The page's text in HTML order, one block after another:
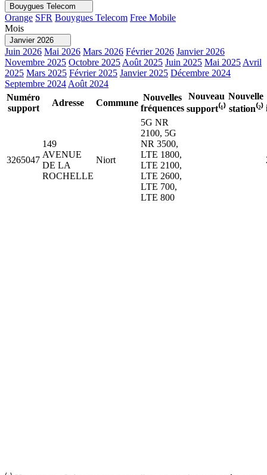
Bouygues Telecom
Orange SFR Bouygues Telecom Free Mobile
Mois
Janvier 2026
Juin 2026 Mai 2026 Mars 2026 Février 2026 Janvier 2026
Novembre 2025 Octobre 2025 Août 2025 Juin 2025 Mai 2025 Avril
2025 Mars 2025 Février 2025 Janvier 2025 Décembre 2024
Septembre 2024 Août 2024
Numéro
support
Adresse Commune
Nouvelles
fréquences
Nouveau
support⁽¹⁾
Nouvelle
station⁽²⁾
3265047
149
AVENUE
DE LA
ROCHELLE
Niort
5G NR
2100, 5G
NR 3500,
LTE 1800,
LTE 2100,
LTE 2600,
LTE 700,
LTE 800